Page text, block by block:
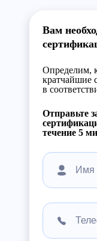
Вам
Определим,
кратчайшие
в
Отправьте
течение 5